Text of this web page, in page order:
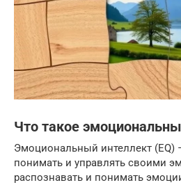
Что такое
Эмоциональный интеллект (EQ)
понимать и управлять своими
распознавать и понимать